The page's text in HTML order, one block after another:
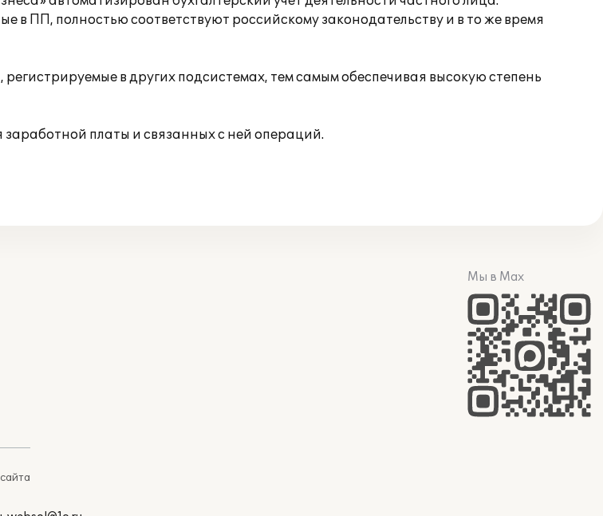
в ПП, полностью соответствуют российскому законодательству и в то же время
в других подсистемах, тем самым обеспечивая высокую степень
заработной платы и связанных с ней операций.
Мы в Max